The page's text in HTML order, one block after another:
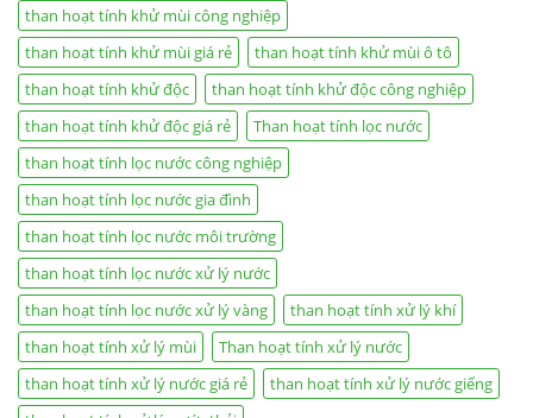
than hoạt tính khử mùi công nghiệp
than hoạt tính khử mùi giá rẻ
than hoạt tính khử mùi ô tô
than hoạt tính khử độc
than hoạt tính khử độc công nghiệp
than hoạt tính khử độc giá rẻ
Than hoạt tính lọc nước
than hoạt tính lọc nước công nghiệp
than hoạt tính lọc nước gia đình
than hoạt tính lọc nước môi trường
than hoạt tính lọc nước xử lý nước
than hoạt tính lọc nước xử lý vàng
than hoạt tính xử lý khí
than hoạt tính xử lý mùi
Than hoạt tính xử lý nước
than hoạt tính xử lý nước giá rẻ
than hoạt tính xử lý nước giếng